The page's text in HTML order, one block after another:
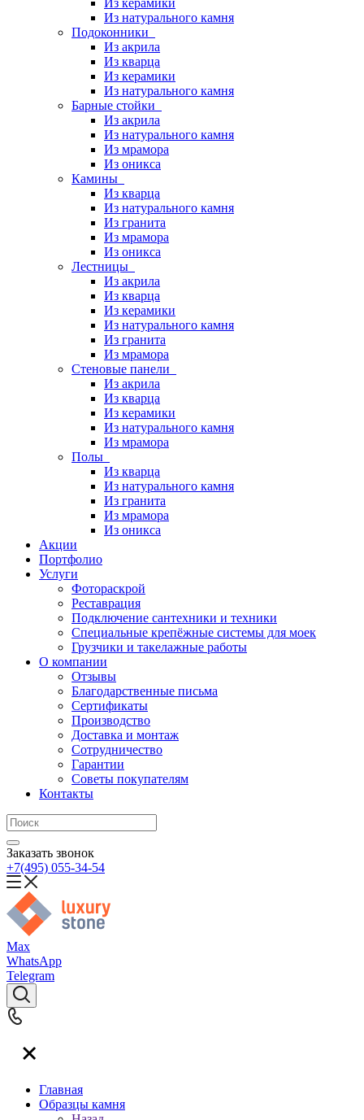
Из керамики
Из натурального камня
Подоконники
Из акрила
Из кварца
Из керамики
Из натурального камня
Барные стойки
Из акрила
Из натурального камня
Из мрамора
Из оникса
Камины
Из кварца
Из натурального камня
Из гранита
Из мрамора
Из оникса
Лестницы
Из акрила
Из кварца
Из керамики
Из натурального камня
Из гранита
Из мрамора
Стеновые панели
Из акрила
Из кварца
Из керамики
Из натурального камня
Из мрамора
Полы
Из кварца
Из натурального камня
Из гранита
Из мрамора
Из оникса
Акции
Портфолио
Услуги
Фотораскрой
Реставрация
Подключение сантехники и техники
Специальные крепёжные системы для моек
Грузчики и такелажные работы
О компании
Отзывы
Благодарственные письма
Сертификаты
Производство
Доставка и монтаж
Сотрудничество
Гарантии
Советы покупателям
Контакты
Заказать звонок
+7(495) 055-34-54
Max
WhatsApp
Telegram
Главная
Образцы камня